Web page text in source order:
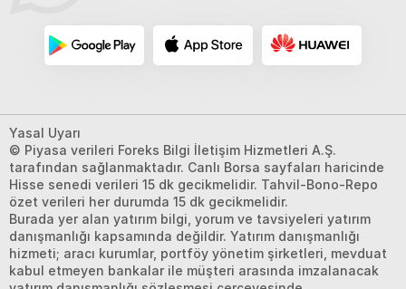
Yasal Uyarı
© Piyasa verileri Foreks Bilgi İletişim Hizmetleri A.Ş.
tarafından sağlanmaktadır. Canlı Borsa sayfaları haricinde
Hisse senedi verileri 15 dk gecikmelidir. Tahvil-Bono-Repo
özet verileri her durumda 15 dk gecikmelidir.
Burada yer alan yatırım bilgi, yorum ve tavsiyeleri yatırım
danışmanlığı kapsamında değildir. Yatırım danışmanlığı
hizmeti; aracı kurumlar, portföy yönetim şirketleri, mevduat
kabul etmeyen bankalar ile müşteri arasında imzalanacak